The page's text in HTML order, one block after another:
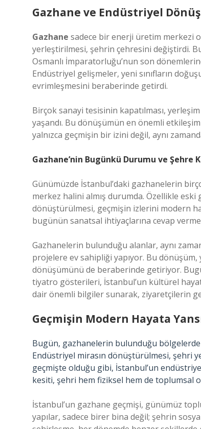
Gazhane ve Endüstriyel
Gazhane sadece bir enerji üretim merkezi
yerleştirilmesi, şehrin çehresini değiştirdi.
Osmanlı İmparatorluğu’nun son
Endüstriyel gelişmeler, yeni sınıfların
evrimleşmesini beraberinde getirdi.
Birçok sanayi tesisinin kapatılması,
yaşandı. Bu dönüşümün en önemli
yalnızca geçmişin bir izini değil, aynı
Gazhane’nin Bugünkü Durumu ve Şehre
Günümüzde İstanbul’daki gazhanelerin
merkez halini almış durumda. Özellikle
dönüştürülmesi, geçmişin izlerini modern
bugünün sanatsal ihtiyaçlarına cevap
Gazhanelerin bulunduğu alanlar, aynı
projelere ev sahipliği yapıyor. Bu dönüşüm,
dönüşümünü de beraberinde getiriyor.
tiyatro gösterileri, İstanbul’un kültürel
dair önemli bilgiler sunarak, ziyaretçilerin
Geçmişin Modern Hayata
Bugün, gazhanelerin bulunduğu
Endüstriyel mirasın dönüştürülmesi, şehri
geçmişte olduğu gibi, İstanbul’un
kesiti, şehri hem fiziksel hem de toplumsal
İstanbul’un gazhane geçmişi, günümüz
yapılar, sadece birer bina değil; şehrin